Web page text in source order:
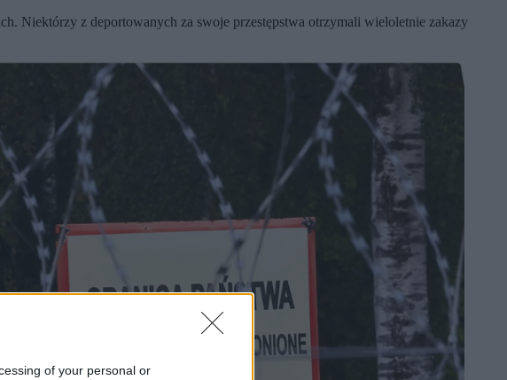
of your personal or
Niektórzy z deportowanych za swoje przestępstwa otrzymali wieloletnie zakazy